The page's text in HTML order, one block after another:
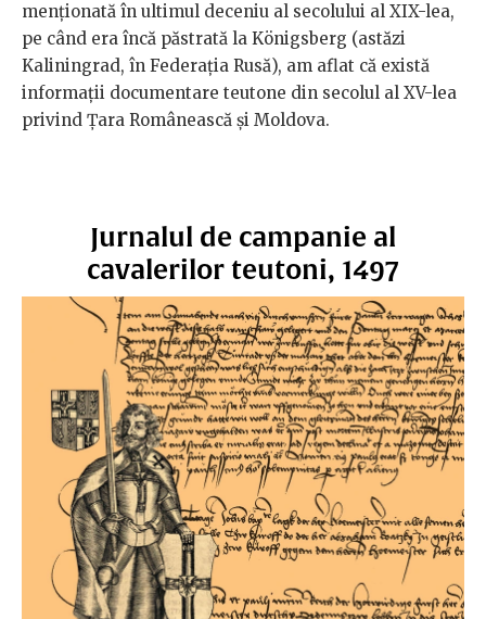
menționată în ultimul deceniu al secolului al XIX-lea,
pe când era încă păstrată la Königsberg (astăzi
Kaliningrad, în Federaţia Rusă), am aflat că există
informaţii documentare teutone din secolul al XV-lea
privind Ţara Românească şi Moldova.
Jurnalul de campanie al
cavalerilor teutoni, 1497